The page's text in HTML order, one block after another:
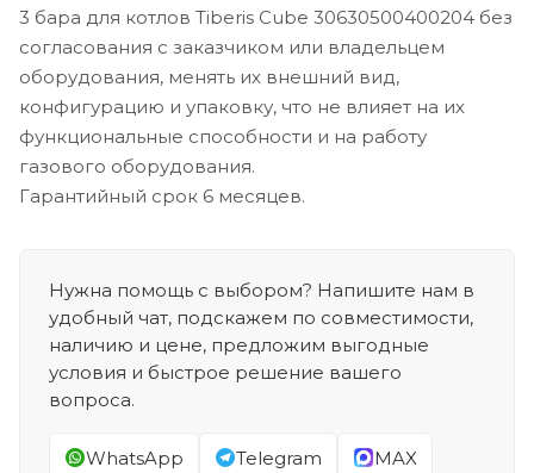
3 бара для котлов Tiberis Cube 30630500400204 без
согласования с заказчиком или владельцем
оборудования, менять их внешний вид,
конфигурацию и упаковку, что не влияет на их
функциональные способности и на работу
газового оборудования.
Гарантийный срок 6 месяцев.
Нужна помощь с выбором? Напишите нам в
удобный чат, подскажем по совместимости,
наличию и цене, предложим выгодные
условия и быстрое решение вашего
вопроса.
WhatsApp Telegram MAX